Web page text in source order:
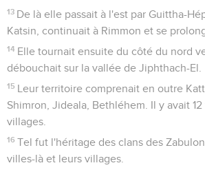
13 De là elle passait à l'est par Guittha-
Katsin, continuait à Rimmon et se
14 Elle tournait ensuite du côté du nord
débouchait sur la vallée de Jiphthach-El.
15 Leur territoire comprenait en outre
Shimron, Jideala, Bethléhem. Il y avait
villages.
16 Tel fut l'héritage des clans des
villes-là et leurs villages.